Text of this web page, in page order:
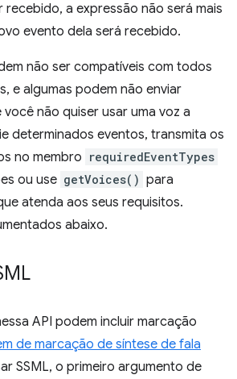
a expressão não será mais
evento dela será recebido.
não ser compatíveis com todos
e algumas podem não enviar
você não quiser usar uma voz a
determinados eventos, transmita os
no membro requiredEventTypes
ou use getVoices() para
atenda aos seus requisitos.
abaixo.
API podem incluir marcação
de marcação de síntese de fala
SSML, o primeiro argumento de